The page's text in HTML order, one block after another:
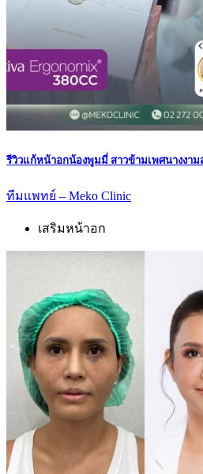
รีวิวแก้หน้าอกน้องพูมมี่ สาวข้ามเพศนางงาม
ทีมแพทย์ – Meko Clinic
เสริมหน้าอก